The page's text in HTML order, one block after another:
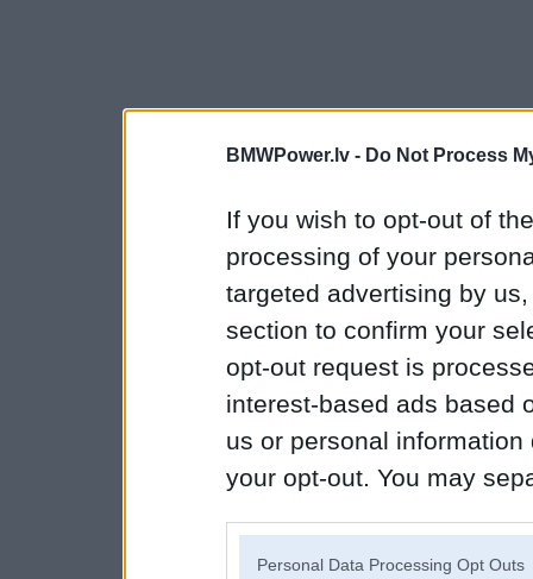
BMWPower.lv - Do Not Process
If you wish to opt-out of
processing of your
targeted advertising by
section to confirm your
opt-out request is
interest-based ads based
us or personal
your opt-out. You may
Personal Data Processing Opt Outs